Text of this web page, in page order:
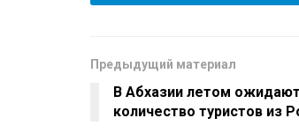
Предыдущий материал
В Абхазии летом
количество туристов из